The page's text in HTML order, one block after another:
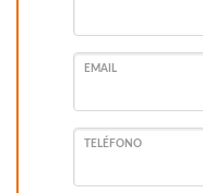
EMAIL
TELÉFONO